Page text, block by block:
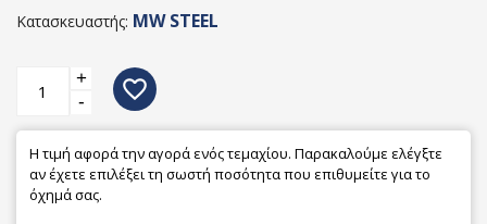
Κατασκευαστής: MW STEEL
+
-
favorite_border
Η τιμή αφορά την αγορά ενός τεμαχίου. Παρακαλούμε ελέγξτε
αν έχετε επιλέξει τη σωστή ποσότητα που επιθυμείτε για το
όχημά σας.